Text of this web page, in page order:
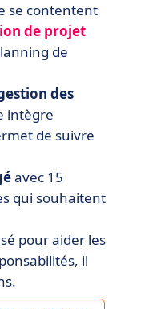
se contentent
de projet
de
des
intègre
de suivre
avec 15
qui souhaitent
pour aider les
il